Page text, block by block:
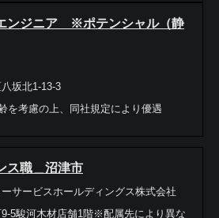
ンジニア ※ポテンシャル（静
坂北1-13-3
を考慮の上、同社規定により優遇
ス職＿沼津市
サービスホールディングス株式会社
5駿河木材店舗1階※配属先により異な